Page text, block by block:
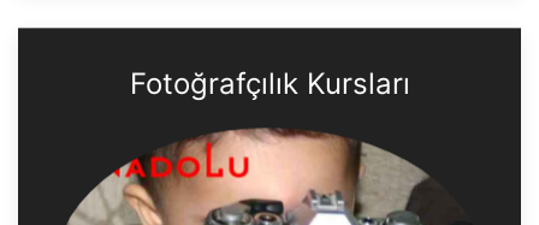
Fotoğrafçılık Kursları